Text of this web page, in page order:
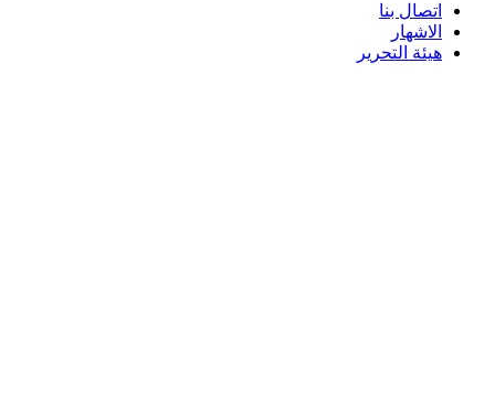
اتصال بنا
الاشهار
هيئة التحرير